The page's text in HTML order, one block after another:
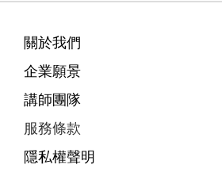
關於我們
企業願景
講師團隊
服務條款
隱私權聲明